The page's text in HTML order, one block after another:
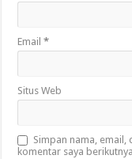
Email*
Situs Web
Simpan nama,
komentar saya